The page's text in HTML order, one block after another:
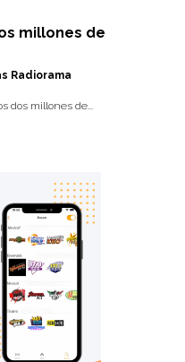
millones de
Radiorama
dos millones de...